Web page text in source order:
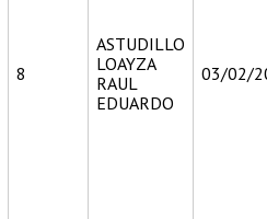
8
ASTUDILLO
LOAYZA
RAUL
EDUARDO
03/02/